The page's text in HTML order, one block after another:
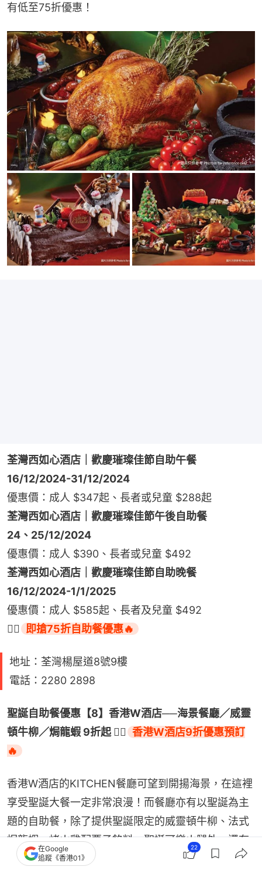
有低至75折優惠！
荃灣西如心酒店｜歡慶璀璨佳節自助午餐
16/12/2024-31/12/2024
優惠價：成人 $347起、長者或兒童 $288起
荃灣西如心酒店｜歡慶璀璨佳節午後自助餐
24、25/12/2024
優惠價：成人 $390、長者或兒童 $492
荃灣西如心酒店｜歡慶璀璨佳節自助晚餐
16/12/2024-1/1/2025
優惠價：成人 $585起、長者及兒童 $492
👉🏻
即搶75折自助餐優惠🔥
地址：荃灣楊屋道8號9樓
電話：2280 2898
聖誕自助餐優惠【8】香港W酒店──海景餐廳／威靈
頓牛柳／焗龍蝦 9折起 👉🏻 香港W酒店9折優惠預訂
🔥
香港W酒店的KITCHEN餐廳可望到開揚海景，在這裡
享受聖誕大餐一定非常浪漫！而餐廳亦有以聖誕為主
題的自助餐，除了提供聖誕限定的威靈頓牛柳、法式
焗龍蝦、烤火雞配栗子餡料、聖誕可樂火腿外，還有
多款時令海鮮冷盤和精緻甜點，當中仲有不少打卡甜
在Google
追蹤《香港01》
22